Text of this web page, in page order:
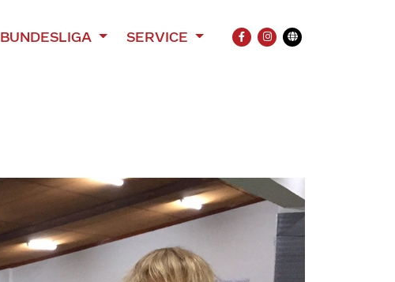
BUNDESLIGA SERVICE
FACEBOOK
INSTAGRAM
Übersetzung